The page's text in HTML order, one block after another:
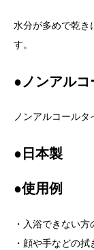
水分が多めで乾き
す。
●ノンアル
ノンアルコールタ
●日本製
●使用例
・入浴できない
・顔や手などの拭